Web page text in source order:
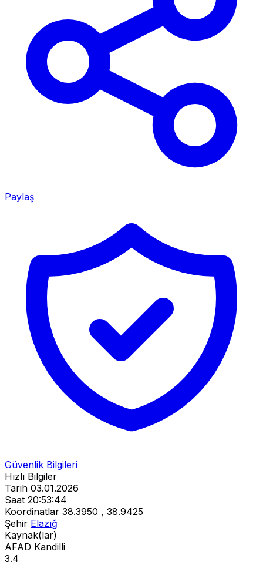
Paylaş
Güvenlik Bilgileri
Hızlı Bilgiler
Tarih 03.01.2026
Saat 20:53:44
Koordinatlar 38.3950 , 38.9425
Şehir Elazığ
Kaynak(lar)
AFAD Kandilli
3.4